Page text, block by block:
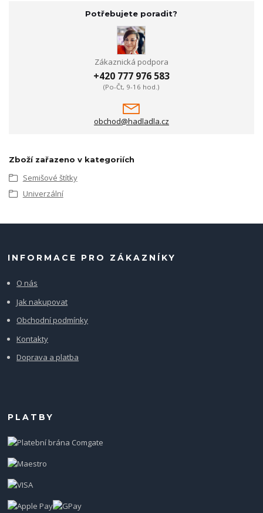
Potřebujete poradit?
Zákaznická podpora
+420 777 976 583
(Po-Čt, 9-16 hod.)
obchod@hadladla.cz
Zboží zařazeno v kategoriích
Semišové štítky
Univerzální
INFORMACE PRO ZÁKAZNÍKY
O nás
Jak nakupovat
Obchodní podmínky
Kontakty
Doprava a platba
PLATBY